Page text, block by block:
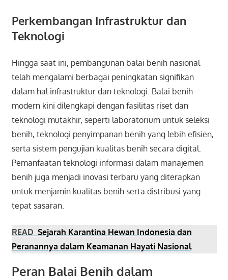
Perkembangan Infrastruktur dan
Teknologi
Hingga saat ini, pembangunan balai benih nasional
telah mengalami berbagai peningkatan signifikan
dalam hal infrastruktur dan teknologi. Balai benih
modern kini dilengkapi dengan fasilitas riset dan
teknologi mutakhir, seperti laboratorium untuk seleksi
benih, teknologi penyimpanan benih yang lebih efisien,
serta sistem pengujian kualitas benih secara digital.
Pemanfaatan teknologi informasi dalam manajemen
benih juga menjadi inovasi terbaru yang diterapkan
untuk menjamin kualitas benih serta distribusi yang
tepat sasaran.
READ Sejarah Karantina Hewan Indonesia dan
Peranannya dalam Keamanan Hayati Nasional
Peran Balai Benih dalam